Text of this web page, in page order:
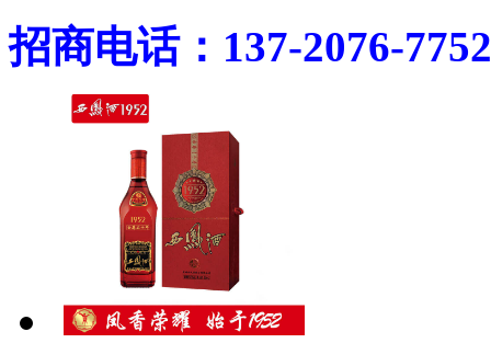
招商电话：137-2076-7752